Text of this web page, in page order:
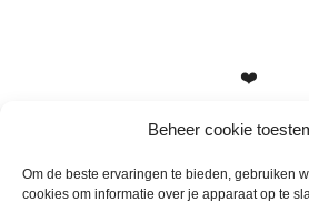
Beheer cookie
Om de beste ervaringen te bieden, gebruiken
cookies om informatie over je apparaat op te
❤️